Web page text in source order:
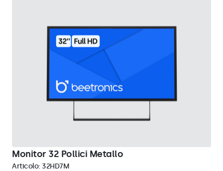
Monitor 32 Pollici Metallo
Articolo: 32HD7M